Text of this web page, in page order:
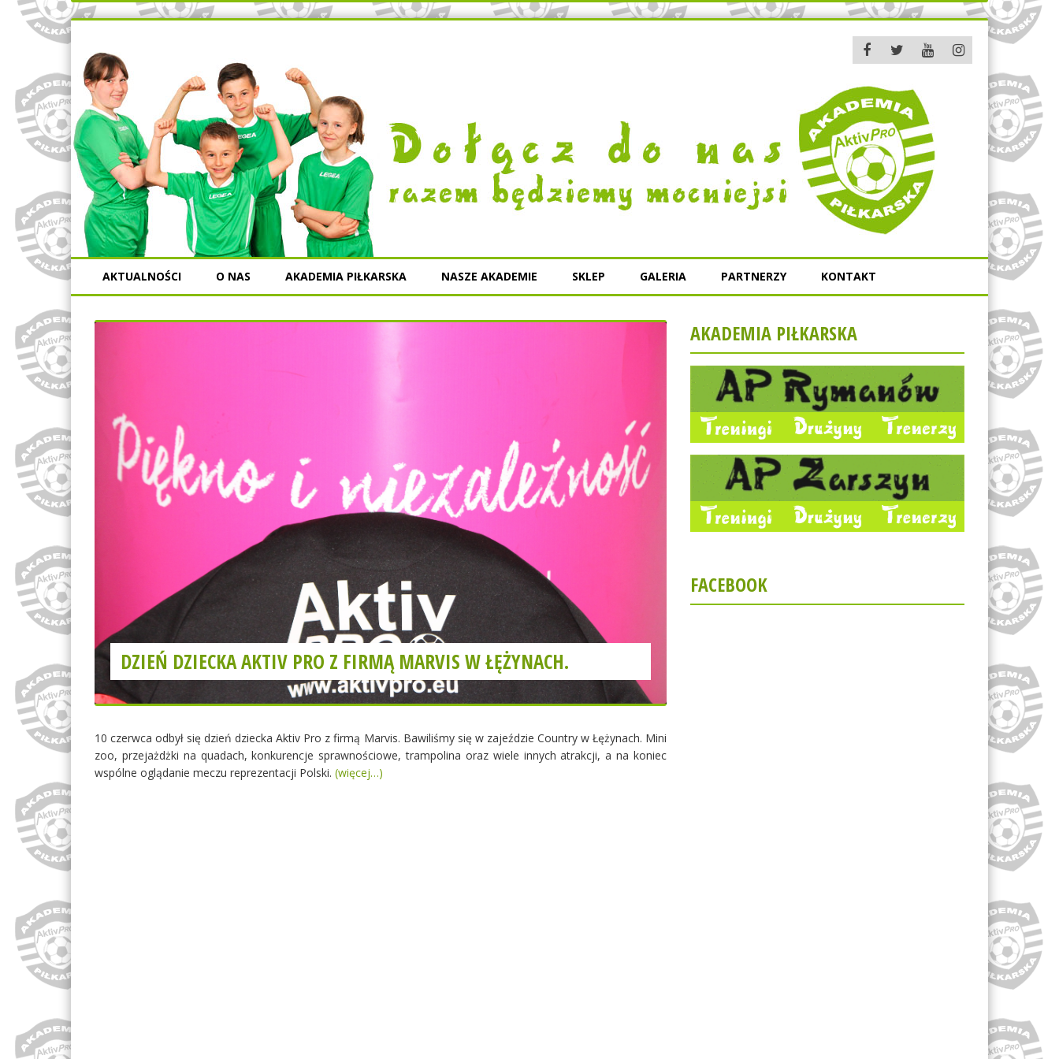
AKTUALNOŚCI O NAS AKADEMIA PIŁKARSKA NASZE AKADEMIE SKLEP GALERIA PARTNERZY KONTAKT
DZIEŃ DZIECKA AKTIV PRO Z FIRMĄ MARVIS W ŁĘŻYNACH.
10 czerwca odbył się dzień dziecka Aktiv Pro z firmą Marvis. Bawiliśmy się w zajeździe Country w Łężynach. Mini
zoo, przejażdżki na quadach, konkurencje sprawnościowe, trampolina oraz wiele innych atrakcji, a na koniec
wspólne oglądanie meczu reprezentacji Polski. (więcej…)
AKADEMIA PIŁKARSKA
FACEBOOK